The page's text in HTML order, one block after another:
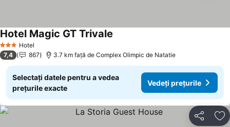
3 SteleHotel
Hotel Magic GT Trivale
7,4 867 3.7 km faţă de Complex Olimpic de Natatie
Selectați datele pentru a vedea
prețurile exacte
Vedeți prețurile
Distribuiți